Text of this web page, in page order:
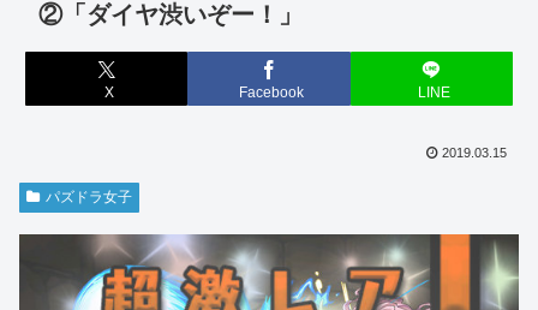
②「ダイヤ渋いぞー！」
X Facebook LINE
2019.03.15
パズドラ女子